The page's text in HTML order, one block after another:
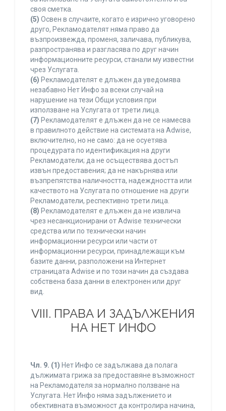
своя сметка.
(5) Освен в случаите, когато е изрично уговорено
друго, Рекламодателят няма право да
възпроизвежда, променя, заличава, публикува,
разпространява и разгласява по друг начин
информационните ресурси, станали му известни
чрез Услугата.
(6) Рекламодателят е длъжен да уведомява
незабавно Нет Инфо за всеки случай на
нарушение на тези Общи условия при
използване на Услугата от трети лица.
(7) Рекламодателят е длъжен да не се намесва
в правилното действие на системата на Adwise,
включително, но не само: да не осуетява
процедурата по идентификация на други
Рекламодатели; да не осъществява достъп
извън предоставения; да не накърнява или
възпрепятства наличността, надеждността или
качеството на Услугата по отношение на други
Рекламодатели, респективно трети лица.
(8) Рекламодателят е длъжен да не извлича
чрез несанкционирани от Adwise технически
средства или по технически начин
информационни ресурси или части от
информационни ресурси, принадлежащи към
базите данни, разположени на Интернет
страницата Adwise и по този начин да създава
собствена база данни в електронен или друг
вид.
VIII. ПРАВА И ЗАДЪЛЖЕНИЯ
НА НЕТ ИНФО
Чл. 9. (1) Нет Инфо се задължава да полага
дължимата грижа за предоставяне възможност
на Рекламодателя за нормално ползване на
Услугата. Нет Инфо няма задължението и
обективната възможност да контролира начина,